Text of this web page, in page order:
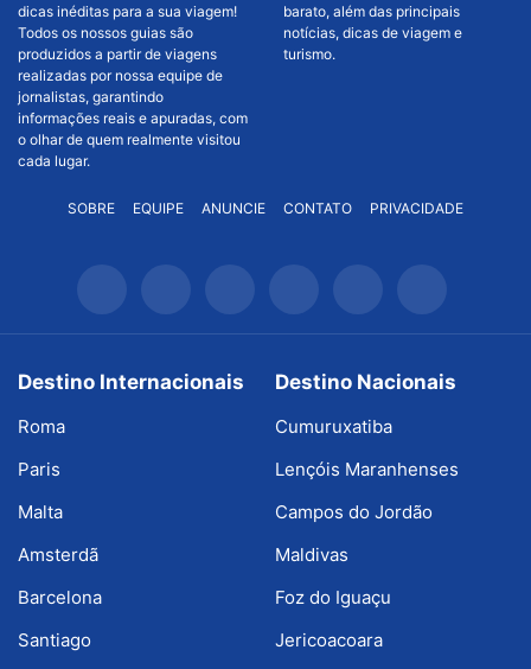
dicas inéditas para a sua viagem!
Todos os nossos guias são
produzidos a partir de viagens
realizadas por nossa equipe de
jornalistas, garantindo
informações reais e apuradas, com
o olhar de quem realmente visitou
cada lugar.
barato, além das principais
notícias, dicas de viagem e
turismo.
SOBRE EQUIPE ANUNCIE CONTATO PRIVACIDADE
Destino Internacionais
Roma
Paris
Malta
Amsterdã
Barcelona
Santiago
Destino Nacionais
Cumuruxatiba
Lençóis Maranhenses
Campos do Jordão
Maldivas
Foz do Iguaçu
Jericoacoara